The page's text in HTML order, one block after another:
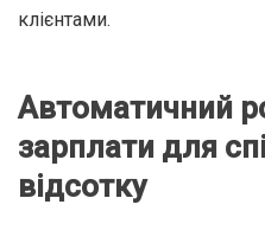
клієнтами.
Автоматичний
зарплати для
відсотку